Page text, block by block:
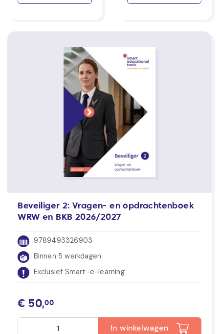
Beveiliger 2: Vragen- en opdrachtenboek
WRW en BKB 2026/2027
9789493326903
Binnen 5 werkdagen
Exclusief Smart-e-learning
€ 50,00
In winkelwagen